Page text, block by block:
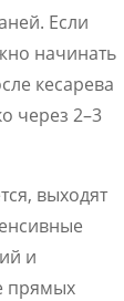
Если
начинать
кесарева
через 2–3
выходят
и
прямых